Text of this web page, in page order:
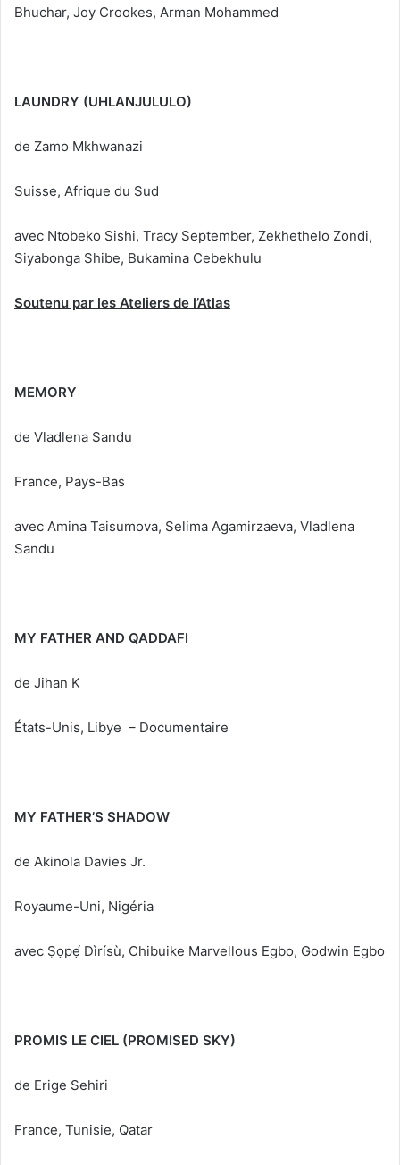
Bhuchar, Joy Crookes, Arman Mohammed
LAUNDRY (UHLANJULULO)
de Zamo Mkhwanazi
Suisse, Afrique du Sud
avec Ntobeko Sishi, Tracy September, Zekhethelo Zondi,
Siyabonga Shibe, Bukamina Cebekhulu
Soutenu par les Ateliers de l’Atlas
MEMORY
de Vladlena Sandu
France, Pays-Bas
avec Amina Taisumova, Selima Agamirzaeva, Vladlena
Sandu
MY FATHER AND QADDAFI
de Jihan K
États-Unis, Libye – Documentaire
MY FATHER’S SHADOW
de Akinola Davies Jr.
Royaume-Uni, Nigéria
avec Ṣọpẹ́ Dìrísù, Chibuike Marvellous Egbo, Godwin Egbo
PROMIS LE CIEL (PROMISED SKY)
de Erige Sehiri
France, Tunisie, Qatar